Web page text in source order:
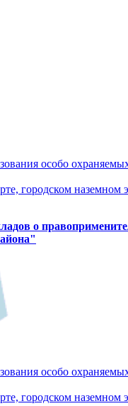
особо
городском наземном
о
особо
городском наземном